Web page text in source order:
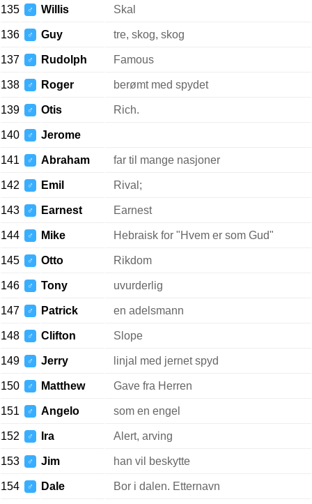
135 ♂ Willis Skal
136 ♂ Guy tre, skog, skog
137 ♂ Rudolph Famous
138 ♂ Roger berømt med spydet
139 ♂ Otis Rich.
140 ♂ Jerome
141 ♂ Abraham far til mange nasjoner
142 ♂ Emil Rival;
143 ♂ Earnest Earnest
144 ♂ Mike Hebraisk for "Hvem er som Gud"
145 ♂ Otto Rikdom
146 ♂ Tony uvurderlig
147 ♂ Patrick en adelsmann
148 ♂ Clifton Slope
149 ♂ Jerry linjal med jernet spyd
150 ♂ Matthew Gave fra Herren
151 ♂ Angelo som en engel
152 ♂ Ira Alert, arving
153 ♂ Jim han vil beskytte
154 ♂ Dale Bor i dalen. Etternavn